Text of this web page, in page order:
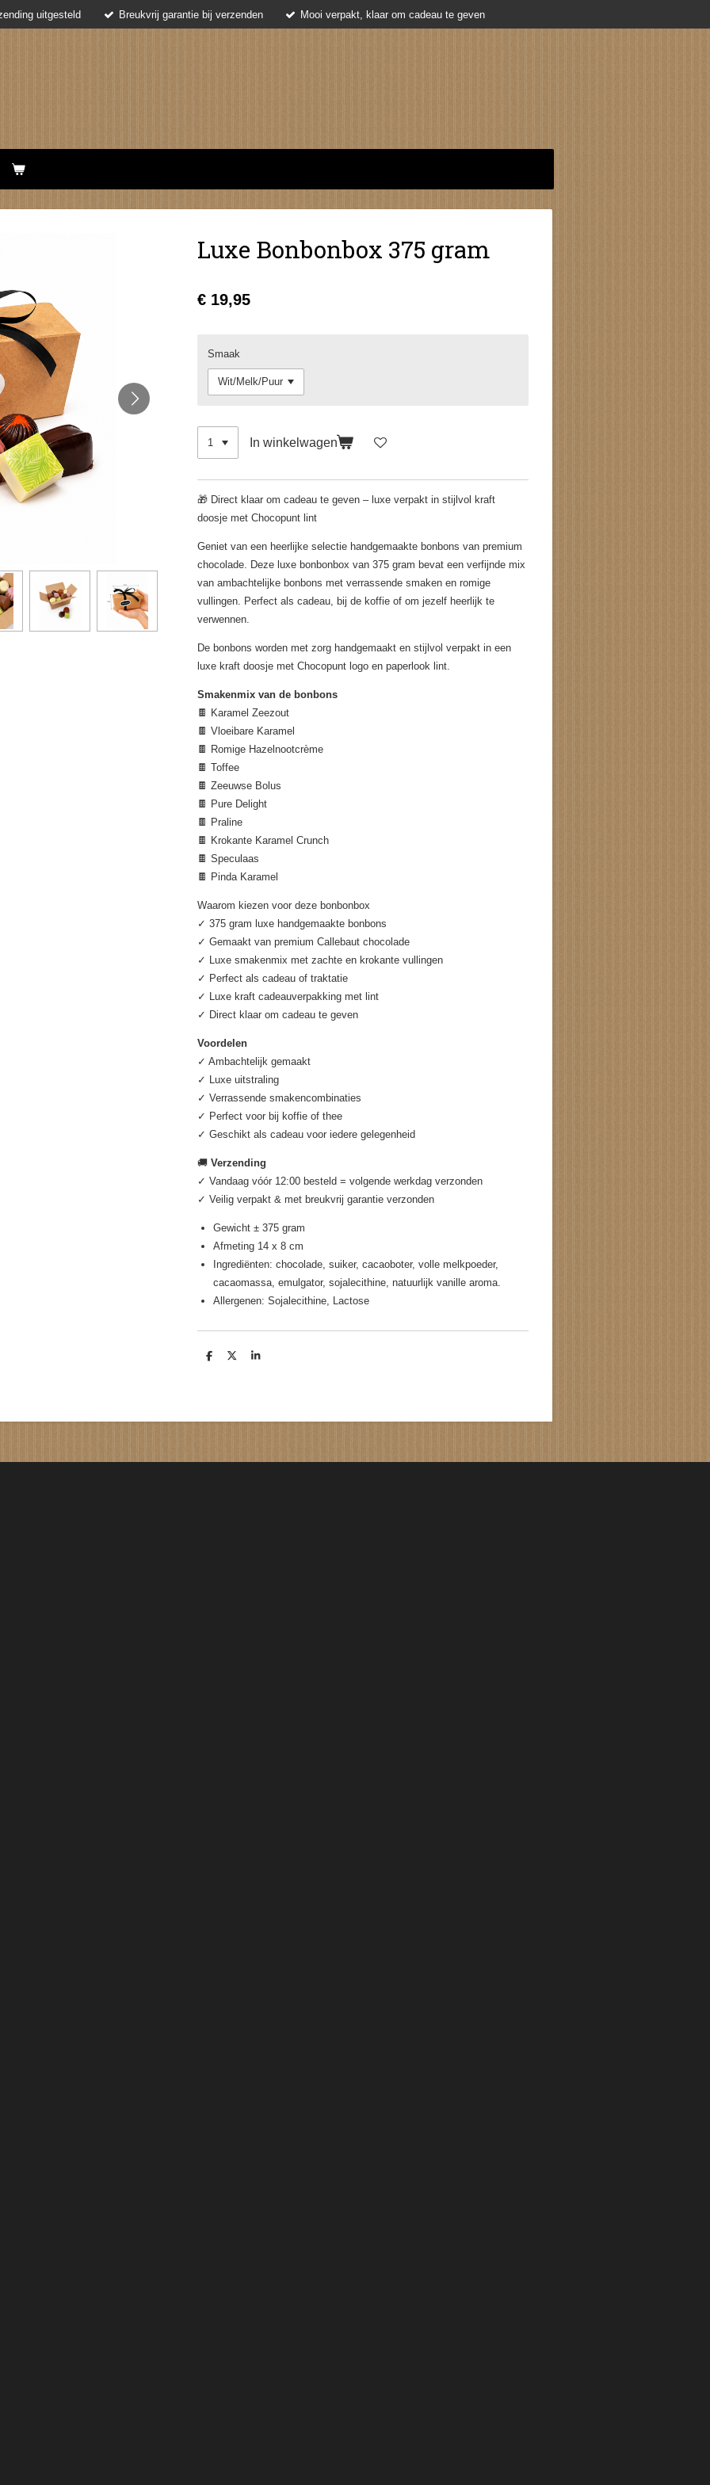
uitgesteld Breukvrij garantie bij verzenden Mooi verpakt, klaar om cadeau te geven
Luxe Bonbonbox 375 gram
€ 19,95
Smaak
In winkelwagen
🎁 Direct klaar om cadeau te geven – luxe verpakt in stijlvol kraft
doosje met Chocopunt lint
Geniet van een heerlijke selectie handgemaakte bonbons van premium
chocolade. Deze luxe bonbonbox van 375 gram bevat een verfijnde mix
van ambachtelijke bonbons met verrassende smaken en romige
vullingen. Perfect als cadeau, bij de koffie of om jezelf heerlijk te
verwennen.
De bonbons worden met zorg handgemaakt en stijlvol verpakt in een
luxe kraft doosje met Chocopunt logo en paperlook lint.
Smakenmix van de bonbons
🍫 Karamel Zeezout
🍫 Vloeibare Karamel
🍫 Romige Hazelnootcrème
🍫 Toffee
🍫 Zeeuwse Bolus
🍫 Pure Delight
🍫 Praline
🍫 Krokante Karamel Crunch
🍫 Speculaas
🍫 Pinda Karamel
Waarom kiezen voor deze bonbonbox
✓ 375 gram luxe handgemaakte bonbons
✓ Gemaakt van premium Callebaut chocolade
✓ Luxe smakenmix met zachte en krokante vullingen
✓ Perfect als cadeau of traktatie
✓ Luxe kraft cadeauverpakking met lint
✓ Direct klaar om cadeau te geven
Voordelen
✓ Ambachtelijk gemaakt
✓ Luxe uitstraling
✓ Verrassende smakencombinaties
✓ Perfect voor bij koffie of thee
✓ Geschikt als cadeau voor iedere gelegenheid
🚚 Verzending
✓ Vandaag vóór 12:00 besteld = volgende werkdag verzonden
✓ Veilig verpakt & met breukvrij garantie verzonden
Gewicht ± 375 gram
Afmeting 14 x 8 cm
Ingrediënten: chocolade, suiker, cacaoboter, volle melkpoeder,
cacaomassa, emulgator, sojalecithine, natuurlijk vanille aroma.
Allergenen: Sojalecithine, Lactose
D
D
S